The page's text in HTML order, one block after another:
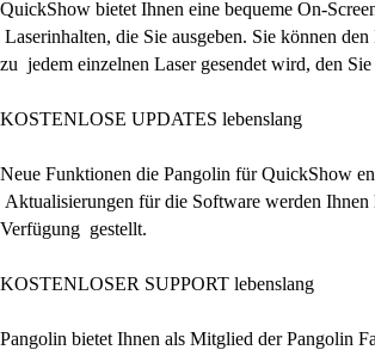
QuickShow bietet Ihnen eine bequeme On-
Laserinhalten, die Sie ausgeben. Sie können
zu jedem einzelnen Laser gesendet wird, den Sie
KOSTENLOSE UPDATES lebenslang
Neue Funktionen die Pangolin für QuickShow
Aktualisierungen für die Software werden Ihnen
Verfügung gestellt.
KOSTENLOSER SUPPORT lebenslang
Pangolin bietet Ihnen als Mitglied der Pangolin